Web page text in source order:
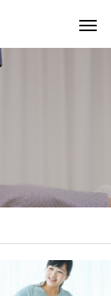
肘・関節